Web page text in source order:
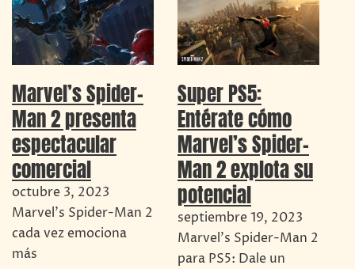
Marvel’s Spider-
Man 2 presenta
espectacular
comercial
octubre 3, 2023
Marvel's Spider-Man 2
cada vez emociona
más
Super PS5:
Entérate cómo
Marvel’s Spider-
Man 2 explota su
potencial
septiembre 19, 2023
Marvel's Spider-Man 2
para PS5: Dale un